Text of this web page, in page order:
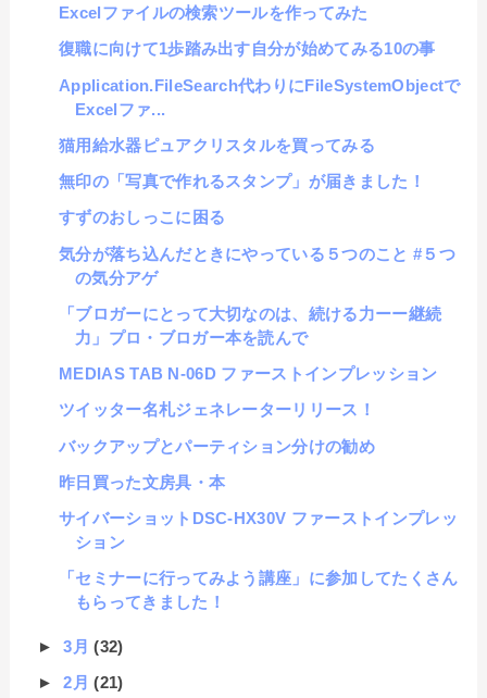
Excelファイルの検索ツールを作ってみた
復職に向けて1歩踏み出す自分が始めてみる10の事
Application.FileSearch代わりにFileSystemObjectで
Excelファ...
猫用給水器ピュアクリスタルを買ってみる
無印の「写真で作れるスタンプ」が届きました！
すずのおしっこに困る
気分が落ち込んだときにやっている５つのこと #５つ
の気分アゲ
「ブロガーにとって大切なのは、続ける力ーー継続
力」プロ・ブロガー本を読んで
MEDIAS TAB N-06D ファーストインプレッション
ツイッター名札ジェネレーターリリース！
バックアップとパーティション分けの勧め
昨日買った文房具・本
サイバーショットDSC-HX30V ファーストインプレッ
ション
「セミナーに行ってみよう講座」に参加してたくさん
もらってきました！
►3月(32)
►2月(21)